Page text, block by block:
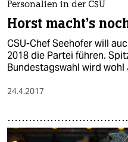
Personalien in der CSU
Horst macht's
CSU-Chef Seehofer will
2018 die Partei führen.
Bundestagswahl wird
24.4.2017